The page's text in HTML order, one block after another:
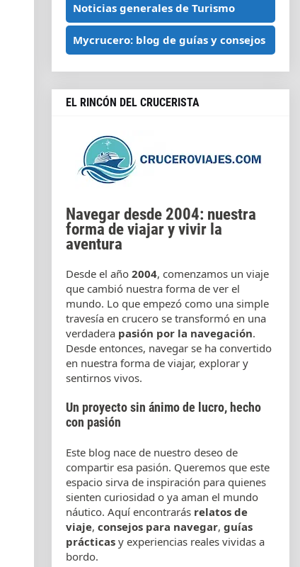
Noticias generales de Turismo
Mycrucero: blog de guías y consejos
EL RINCÓN DEL CRUCERISTA
Navegar desde 2004: nuestra
forma de viajar y vivir la
aventura
Desde el año 2004, comenzamos un viaje
que cambió nuestra forma de ver el
mundo. Lo que empezó como una simple
travesía en crucero se transformó en una
verdadera pasión por la navegación.
Desde entonces, navegar se ha convertido
en nuestra forma de viajar, explorar y
sentirnos vivos.
Un proyecto sin ánimo de lucro, hecho
con pasión
Este blog nace de nuestro deseo de
compartir esa pasión. Queremos que este
espacio sirva de inspiración para quienes
sienten curiosidad o ya aman el mundo
náutico. Aquí encontrarás relatos de
viaje, consejos para navegar, guías
prácticas y experiencias reales vividas a
bordo.